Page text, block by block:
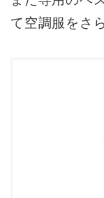
て空調服をさ